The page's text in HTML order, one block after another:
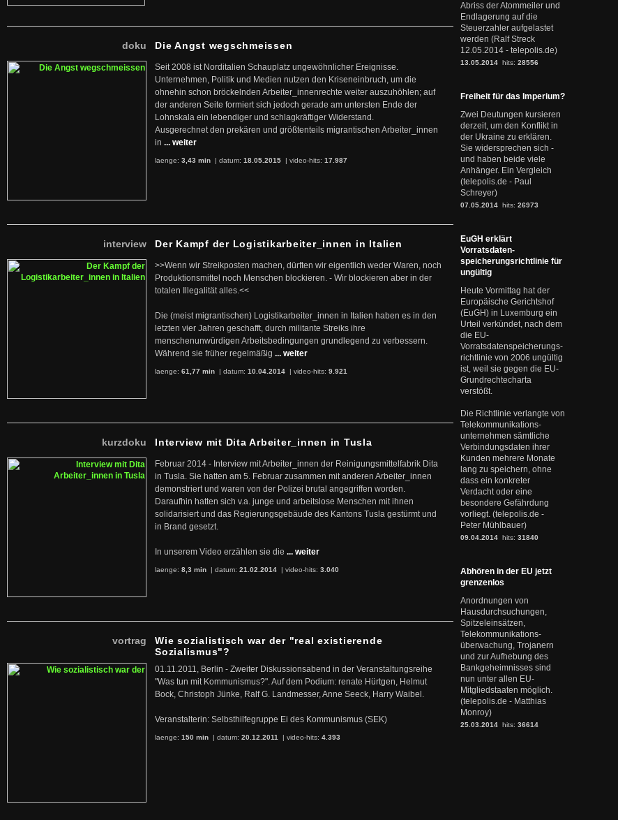
doku Die Angst wegschmeissen
Seit 2008 ist Norditalien Schauplatz ungewöhnlicher Ereignisse.
Unternehmen, Politik und Medien nutzen den Kriseneinbruch, um die
ohnehin schon bröckelnden Arbeiter_innenrechte weiter auszuhöhlen; auf
der anderen Seite formiert sich jedoch gerade am untersten Ende der
Lohnskala ein lebendiger und schlagkräftiger Widerstand.
Ausgerechnet den prekären und größtenteils migrantischen Arbeiter_innen
in ... weiter
laenge: 3,43 min | datum: 18.05.2015 | video-hits: 17.987
interview Der Kampf der Logistikarbeiter_innen in Italien
>>Wenn wir Streikposten machen, dürften wir eigentlich weder Waren, noch
Produktionsmittel noch Menschen blockieren. - Wir blockieren aber in der
totalen Illegalität alles.<<
Die (meist migrantischen) Logistikarbeiter_innen in Italien haben es in den
letzten vier Jahren geschafft, durch militante Streiks ihre
menschenunwürdigen Arbeitsbedingungen grundlegend zu verbessern.
Während sie früher regelmäßig ... weiter
laenge: 61,77 min | datum: 10.04.2014 | video-hits: 9.921
kurzdoku Interview mit Dita Arbeiter_innen in Tusla
Februar 2014 - Interview mit Arbeiter_innen der Reinigungsmittelfabrik Dita
in Tusla. Sie hatten am 5. Februar zusammen mit anderen Arbeiter_innen
demonstriert und waren von der Polizei brutal angegriffen worden.
Daraufhin hatten sich v.a. junge und arbeitslose Menschen mit ihnen
solidarisiert und das Regierungsgebäude des Kantons Tusla gestürmt und
in Brand gesetzt.
In unserem Video erzählen sie die ... weiter
laenge: 8,3 min | datum: 21.02.2014 | video-hits: 3.040
vortrag
Wie sozialistisch war der "real existierende
Sozialismus"?
01.11.2011, Berlin - Zweiter Diskussionsabend in der Veranstaltungsreihe
"Was tun mit Kommunismus?". Auf dem Podium: renate Hürtgen, Helmut
Bock, Christoph Jünke, Ralf G. Landmesser, Anne Seeck, Harry Waibel.
Veranstalterin: Selbsthilfegruppe Ei des Kommunismus (SEK)
laenge: 150 min | datum: 20.12.2011 | video-hits: 4.393
Abriss der Atommeiler und
Endlagerung auf die
Steuerzahler aufgelastet
werden (Ralf Streck
12.05.2014 - telepolis.de)
13.05.2014 hits: 28556
Freiheit für das Imperium?
Zwei Deutungen kursieren
derzeit, um den Konflikt in
der Ukraine zu erklären.
Sie widersprechen sich -
und haben beide viele
Anhänger. Ein Vergleich
(telepolis.de - Paul
Schreyer)
07.05.2014 hits: 26973
EuGH erklärt
Vorratsdaten-
speicherungsrichtlinie für
ungültig
Heute Vormittag hat der
Europäische Gerichtshof
(EuGH) in Luxemburg ein
Urteil verkündet, nach dem
die EU-
Vorratsdatenspeicherungs-
richtlinie von 2006 ungültig
ist, weil sie gegen die EU-
Grundrechtecharta
verstößt.
Die Richtlinie verlangte von
Telekommunikations-
unternehmen sämtliche
Verbindungsdaten ihrer
Kunden mehrere Monate
lang zu speichern, ohne
dass ein konkreter
Verdacht oder eine
besondere Gefährdung
vorliegt. (telepolis.de -
Peter Mühlbauer)
09.04.2014 hits: 31840
Abhören in der EU jetzt
grenzenlos
Anordnungen von
Hausdurchsuchungen,
Spitzeleinsätzen,
Telekommunikations-
überwachung, Trojanern
und zur Aufhebung des
Bankgeheimnisses sind
nun unter allen EU-
Mitgliedstaaten möglich.
(telepolis.de - Matthias
Monroy)
25.03.2014 hits: 36614